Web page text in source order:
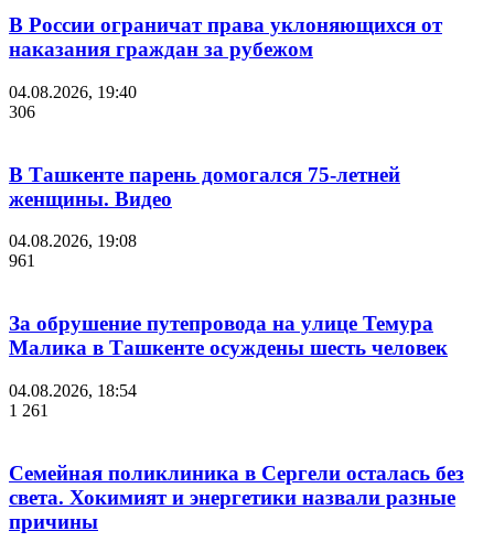
В России ограничат права уклоняющихся от
наказания граждан за рубежом
04.08.2026, 19:40
306
В Ташкенте парень домогался 75-летней
женщины. Видео
04.08.2026, 19:08
961
За обрушение путепровода на улице Темура
Малика в Ташкенте осуждены шесть человек
04.08.2026, 18:54
1 261
Семейная поликлиника в Сергели осталась без
света. Хокимият и энергетики назвали разные
причины